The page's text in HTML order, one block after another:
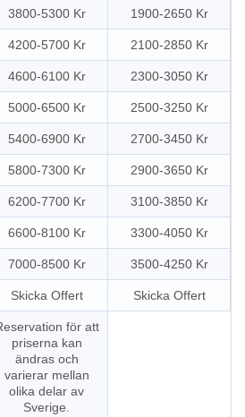
3800-5300 Kr 1900-2650 Kr
4200-5700 Kr 2100-2850 Kr
4600-6100 Kr 2300-3050 Kr
5000-6500 Kr 2500-3250 Kr
5400-6900 Kr 2700-3450 Kr
5800-7300 Kr 2900-3650 Kr
6200-7700 Kr 3100-3850 Kr
6600-8100 Kr 3300-4050 Kr
7000-8500 Kr 3500-4250 Kr
Skicka Offert Skicka Offert
för att
priserna kan
ändras och
varierar mellan
olika delar av
Sverige.